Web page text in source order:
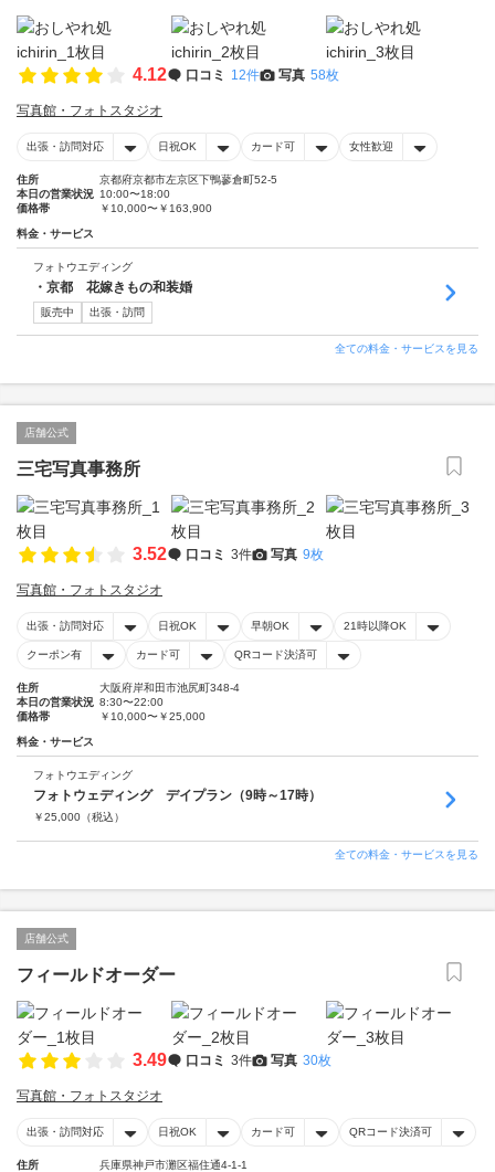
4.12 口コミ 12件 写真 58枚
写真館・フォトスタジオ
出張・訪問対応 日祝OK カード可 女性歓迎
住所
京都府京都市左京区下鴨蓼倉町52-5
本日の営業状況 10:00〜18:00
価格帯
￥10,000〜￥163,900
料金・サービス
フォトウエディング
・京都 花嫁きもの和装婚
販売中 出張・訪問
全ての料金・サービスを見る
店舗公式
三宅写真事務所
3.52 口コミ 3件 写真 9枚
写真館・フォトスタジオ
出張・訪問対応 日祝OK 早朝OK 21時以降OK
クーポン有 カード可 QRコード決済可
住所
大阪府岸和田市池尻町348-4
本日の営業状況 8:30〜22:00
価格帯
￥10,000〜￥25,000
料金・サービス
フォトウエディング
フォトウェディング デイプラン（9時～17時）
￥25,000 （税込）
全ての料金・サービスを見る
店舗公式
フィールドオーダー
3.49 口コミ 3件 写真 30枚
写真館・フォトスタジオ
出張・訪問対応 日祝OK カード可 QRコード決済可
住所
兵庫県神戸市灘区福住通4-1-1